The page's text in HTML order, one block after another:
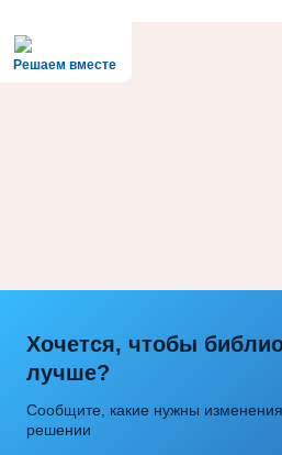
Решаем вместе
Хочется, чтобы
лучше?
Сообщите, какие нужны
решении